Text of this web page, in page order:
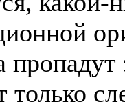
только